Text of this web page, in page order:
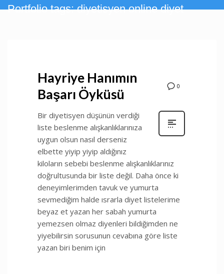
Portfolio tags: diyetisyen online diyet
0
Hayriye Hanımın
Başarı Öyküsü
Bir diyetisyen düşünün verdiği
liste beslenme alışkanlıklarınıza
uygun olsun nasıl derseniz
elbette yiyip yiyip aldığınız
kiloların sebebi beslenme alışkanlıklarınız
doğrultusunda bir liste değil. Daha önce ki
deneyimlerimden tavuk ve yumurta
sevmediğim halde ısrarla diyet listelerime
beyaz et yazan her sabah yumurta
yemezsen olmaz diyenleri bildiğimden ne
yiyebilirsin sorusunun cevabına göre liste
yazan biri benim için